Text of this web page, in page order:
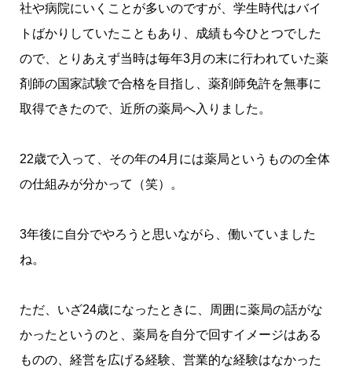
社や病院にいくことが多いのですが、学生時代はバイ
トばかりしていたこともあり、成績も今ひとつでした
ので、とりあえず当時は毎年3月の末に行われていた薬
剤師の国家試験で合格を目指し、薬剤師免許を無事に
取得できたので、近所の薬局へ入りました。
22歳で入って、その年の4月には薬局というものの全体
の仕組みが分かって（笑）。
3年後に自分でやろうと思いながら、働いていました
ね。
ただ、いざ24歳になったときに、周囲に薬局の話がな
かったというのと、薬局を自分で回すイメージはある
ものの、経営を広げる経験、営業的な経験はなかった